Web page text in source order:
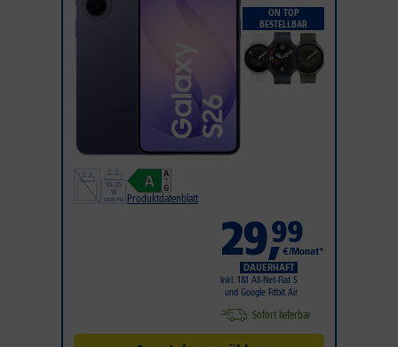
ON TOP
BESTELLBAR
Produktdatenblatt
29,99
€/Monat*
DAUERHAFT
Inkl. 1&1 All-Net-Flat S
und Google Fitbit Air
Sofort lieferbar